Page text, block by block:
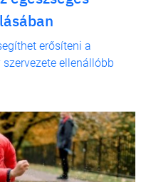
erősíteni a
ellenállóbb